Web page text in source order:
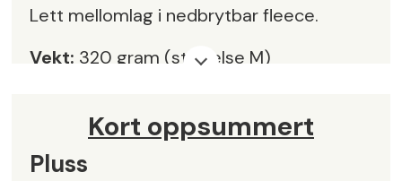
Lett mellomlag i nedbrytbar fleece.
Vekt: 320 gram (størrelse M)
Farger:Rød, gul, beige, sort, blå
Kort oppsummert
Pluss